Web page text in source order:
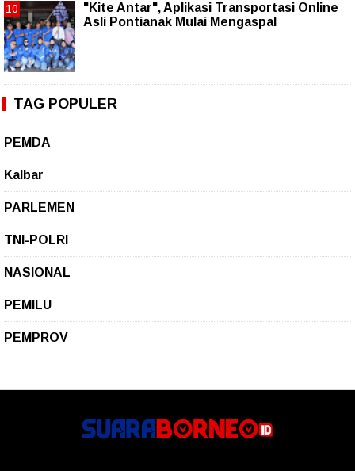
"Kite Antar", Aplikasi Transportasi Online
Asli Pontianak Mulai Mengaspal
TAG POPULER
PEMDA
Kalbar
PARLEMEN
TNI-POLRI
NASIONAL
PEMILU
PEMPROV